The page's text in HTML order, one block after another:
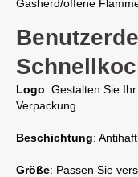
Gasherd/offene
Logo: Gestalten Sie
Verpackung.
Beschichtung:
Größe: Passen Sie